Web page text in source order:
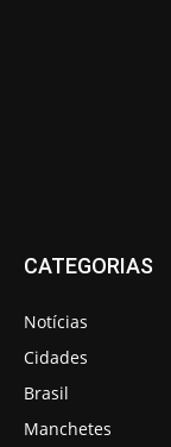
CATEGORIAS
Notícias
Cidades
Brasil
Manchetes